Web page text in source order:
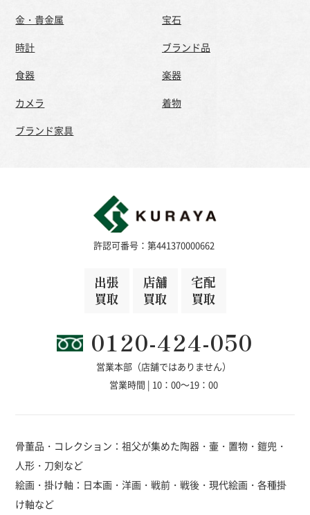
金・貴金属
宝石
時計
ブランド品
食器
楽器
カメラ
着物
ブランド家具
許認可番号：第441370000662
出張
買取
店舗
買取
宅配
買取
0120-424-050
営業本部（店舗ではありません）
営業時間 | 10：00～19：00
骨董品・コレクション：祖父が集めた陶器・壷・置物・鎧兜・
人形・刀剣など
絵画・掛け軸：日本画・洋画・戦前・戦後・現代絵画・各種掛
け軸など